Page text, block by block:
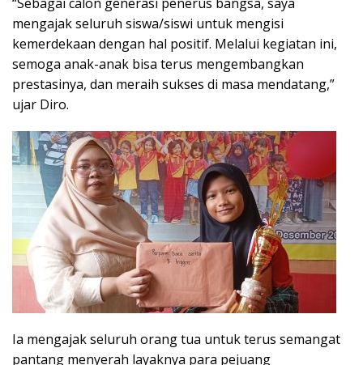
mengajak seluruh siswa/siswi untuk mengisi
kemerdekaan dengan hal positif. Melalui kegiatan ini,
semoga anak-anak bisa terus mengembangkan
prestasinya, dan meraih sukses di masa mendatang,”
ujar Diro.
Ia mengajak seluruh orang tua untuk terus semangat
pantang menyerah layaknya para pejuang